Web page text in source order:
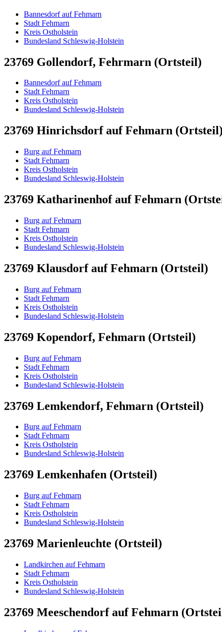
Bannesdorf auf Fehmarn
Stadt Fehmarn
Kreis Ostholstein
Bundesland Schleswig-Holstein
23769 Gollendorf, Fehrmarn (Ortsteil)
Bannesdorf auf Fehmarn
Stadt Fehmarn
Kreis Ostholstein
Bundesland Schleswig-Holstein
23769 Hinrichsdorf auf Fehmarn
Burg auf Fehmarn
Stadt Fehmarn
Kreis Ostholstein
Bundesland Schleswig-Holstein
23769 Katharinenhof auf Fehmarn
Burg auf Fehmarn
Stadt Fehmarn
Kreis Ostholstein
Bundesland Schleswig-Holstein
23769 Klausdorf auf Fehmarn (Ortsteil)
Burg auf Fehmarn
Stadt Fehmarn
Kreis Ostholstein
Bundesland Schleswig-Holstein
23769 Kopendorf, Fehmarn (Ortsteil)
Burg auf Fehmarn
Stadt Fehmarn
Kreis Ostholstein
Bundesland Schleswig-Holstein
23769 Lemkendorf, Fehmarn (Ortsteil)
Burg auf Fehmarn
Stadt Fehmarn
Kreis Ostholstein
Bundesland Schleswig-Holstein
23769 Lemkenhafen (Ortsteil)
Burg auf Fehmarn
Stadt Fehmarn
Kreis Ostholstein
Bundesland Schleswig-Holstein
23769 Marienleuchte (Ortsteil)
Landkirchen auf Fehmarn
Stadt Fehmarn
Kreis Ostholstein
Bundesland Schleswig-Holstein
23769 Meeschendorf auf Fehmarn